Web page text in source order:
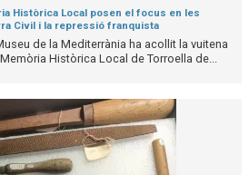
Històrica Local posen el focus en les
Civil i la repressió franquista
de la Mediterrània ha acollit la vuitena
Històrica Local de Torroella de...